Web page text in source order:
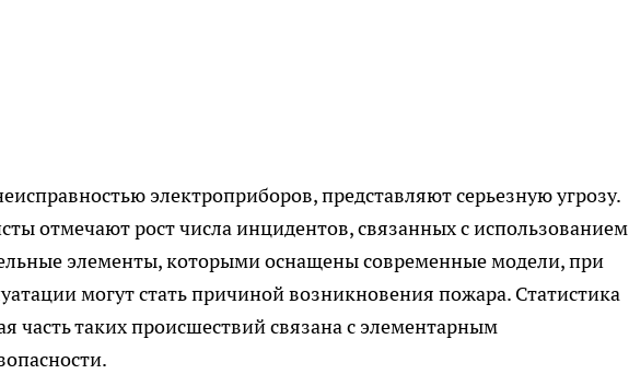
электроприборов, представляют серьезную угрозу.
отмечают рост числа инцидентов, связанных с использованием
элементы, которыми оснащены современные модели, при
могут стать причиной возникновения пожара. Статистика
часть таких происшествий связана с элементарным